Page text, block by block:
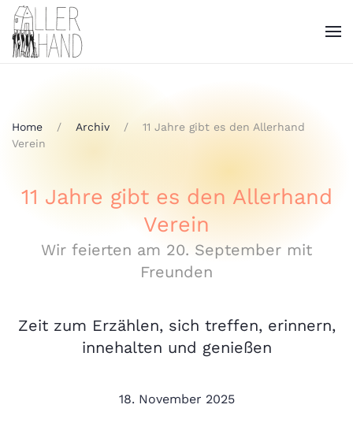
Home Archiv
11 Jahre gibt es den Allerhand
Verein
11 Jahre gibt es den Allerhand
Verein
Wir feierten am 20. September mit
Freunden
Zeit zum Erzählen, sich treffen, erinnern,
innehalten und genießen
18. November 2025